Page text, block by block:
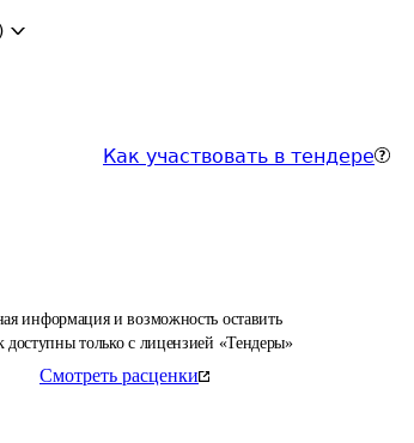
Как участвовать в тендере
информация и возможность оставить
доступны только с лицензией «Тендеры»
Смотреть расценки